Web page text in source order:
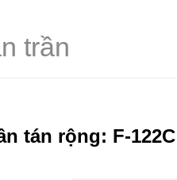
trần
tán rộng: F-122C